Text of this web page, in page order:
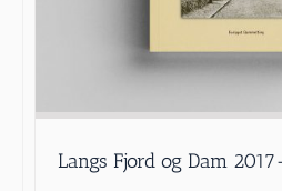
Langs Fjord og Dam